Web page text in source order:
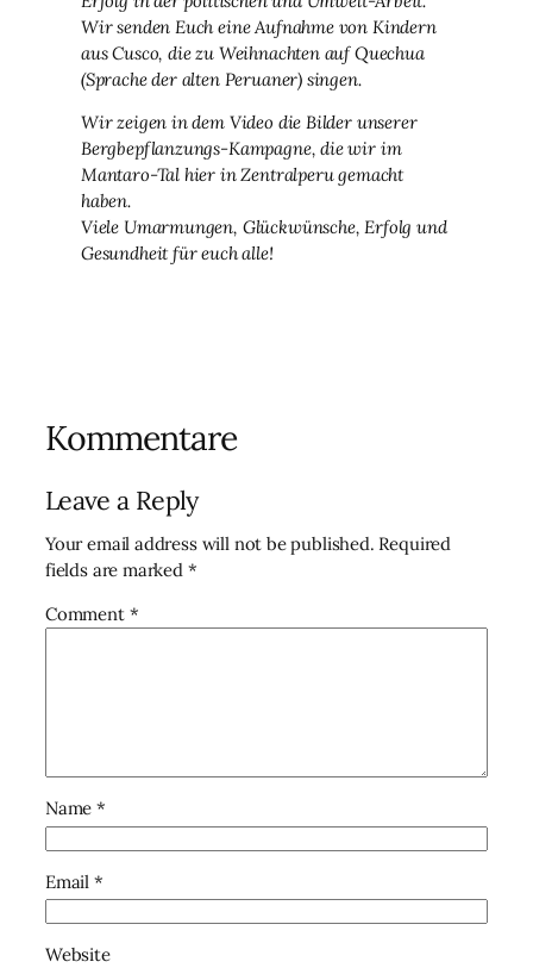
Wir senden Euch eine Aufnahme von Kindern
aus Cusco, die zu Weihnachten auf Quechua
(Sprache der alten Peruaner) singen.
Wir zeigen in dem Video die Bilder unserer
Bergbepflanzungs-Kampagne, die wir im
Mantaro-Tal hier in Zentralperu gemacht
haben.
Viele Umarmungen, Glückwünsche, Erfolg und
Gesundheit für euch alle!
Kommentare
Leave a Reply
Your email address will not be published. Required
fields are marked *
Comment *
Name*
Email *
Website